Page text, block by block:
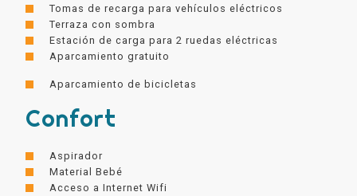
Tomas de recarga para vehículos eléctricos
Terraza con sombra
Estación de carga para 2 ruedas eléctricas
Aparcamiento gratuito
Aparcamiento de bicicletas
Confort
Aspirador
Material Bebé
Acceso a Internet Wifi